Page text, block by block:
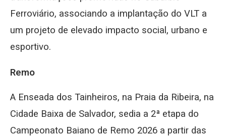
Ferroviário, associando a implantação do VLT a
um projeto de elevado impacto social, urbano e
esportivo.
Remo
A Enseada dos Tainheiros, na Praia da Ribeira, na
Cidade Baixa de Salvador, sedia a 2ª etapa do
Campeonato Baiano de Remo 2026 a partir das